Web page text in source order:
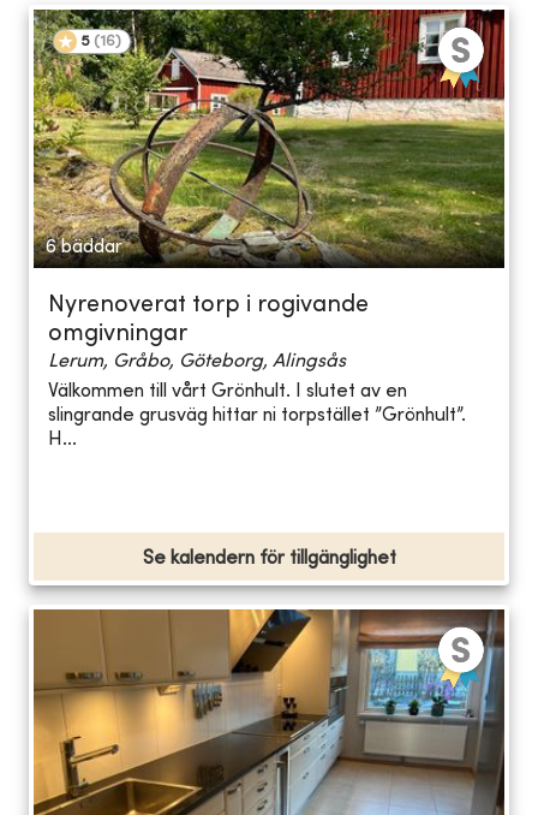
5 (16)
6 bäddar
Nyrenoverat torp i rogivande
omgivningar
Lerum, Gråbo, Göteborg, Alingsås
Välkommen till vårt Grönhult. I slutet av en
slingrande grusväg hittar ni torpstället ”Grönhult”.
H...
Se kalendern för tillgänglighet